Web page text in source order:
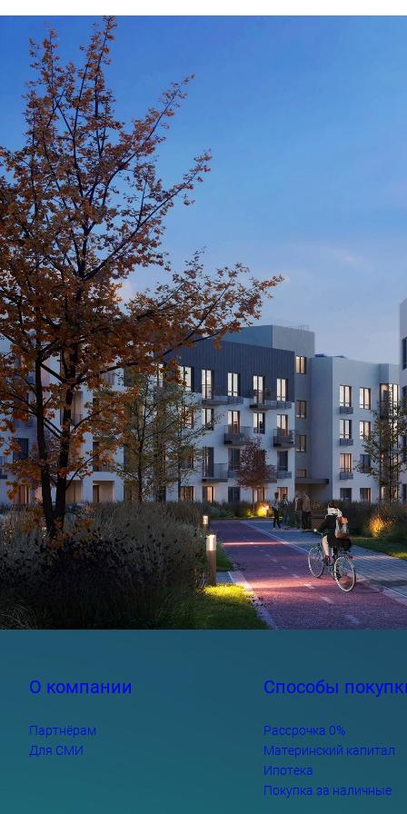
О компании
Партнёрам
Для СМИ
Способы
Рассрочка 0%
Материнский капитал
Ипотека
Покупка за наличные